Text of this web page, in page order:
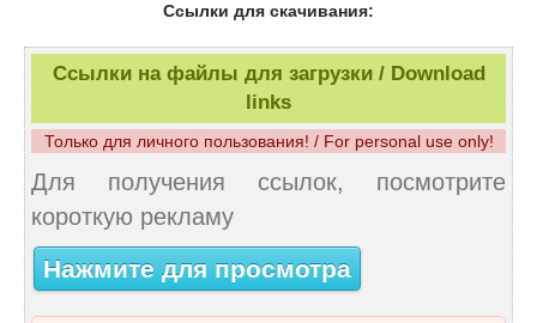
Ссылки для скачивания:
Ссылки на файлы для загрузки / Download
links
Только для личного пользования! / For personal use only!
Для получения ссылок, посмотрите
короткую рекламу
Нажмите для просмотра